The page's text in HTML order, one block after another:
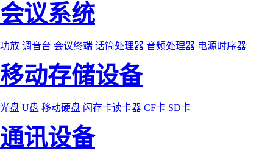
会议系统
功放 调音台 会议终端 话筒处理器 音频处理器 电源时序器
移动存储设备
光盘 U盘 移动硬盘 闪存卡读卡器 CF卡 SD卡
通讯设备